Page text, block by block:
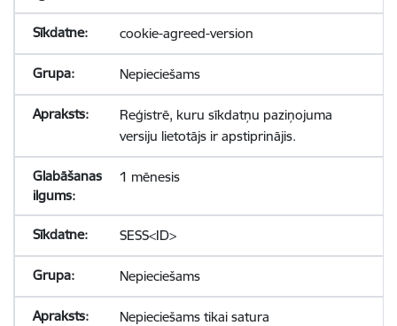
cookie-agreed-version
Nepieciešams
Reģistrē, kuru sīkdatņu paziņojuma
versiju lietotājs ir apstiprinājis.
1 mēnesis
SESS<ID>
Nepieciešams
Nepieciešams tikai satura